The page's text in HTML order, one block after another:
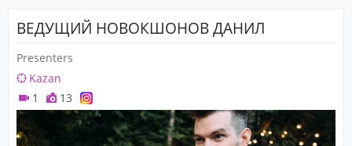
ВЕДУЩИЙ НОВОКШОНОВ ДАНИЛ
Presenters
Kazan
1
13